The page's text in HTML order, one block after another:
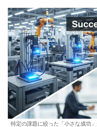
特定の課題に絞った「小さな成功